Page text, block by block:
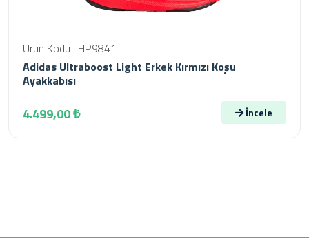
Ürün Kodu : HP9841
Adidas Ultraboost Light Erkek Kırmızı Koşu
Ayakkabısı
4.499,00 ₺ İncele